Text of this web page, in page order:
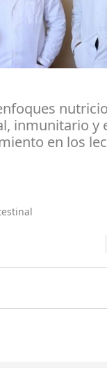
inmunitario y
en los